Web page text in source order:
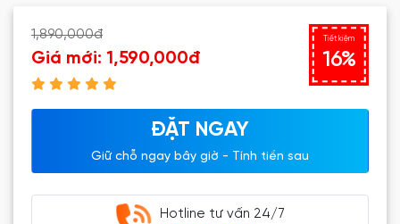
tâm hồn như được kết nối với thiên nhiên.
1,890,000đ
Giá mới: 1,590,000đ
Tiết kiệm
16%
ĐẶT NGAY
Giữ chỗ ngay bây giờ - Tính tiền sau
Hotline tư vấn 24/7